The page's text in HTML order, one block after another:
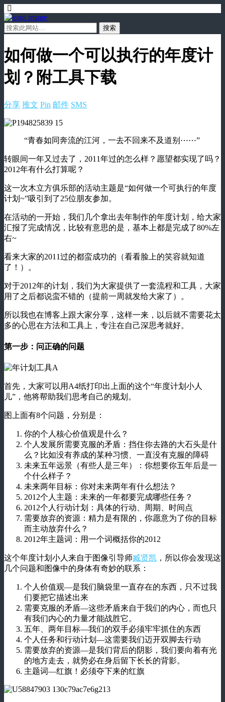
如何做一个可以执行的年度计
划？附工具下载
分享 推文 Pin 邮件 SMS
“青春如同奔流的江河，一去不回来不及道别⋯⋯”
转眼间一年又过去了，2011年过的怎么样？愿望都实现了吗？
2012年有什么打算呢？
这一次木立方俱乐部的活动主题是“如何做一个可执行的年度
计划~”吸引到了25位朋友参加。
在活动的一开始，我们几个拿出去年制作的年度计划，给大家
汇报了完成情况，比较有意思的是，基本上都是完成了80%左
右~
看来大家的2011过的都蛮成功的（看看脸上的笑容就知道
了！）。
对于2012年的计划，我们为大家提供了一套流程和工具，大家
用了之后都说蛮不错的（提前一周就发给大家了）。
所以我也在博客上跟大家分享，这样一来，以后就不需要花太
多的心思在方法和工具上，专注在自己深思考就好。
第一步：问正确的问题
首先，大家可以用A4纸打印出上面的这个“年度计划小人
儿”，他将帮助我们思考自己的规划。
图上面有8个问题，分别是：
你的个人核心价值观是什么？
个人发展所需要克服的矛盾：挡住你去路的大石头是什
么？比如没有养成的某种习惯、一直没有克服的障碍
未来五年远景（有些人是三年）：你想要你五年后是一
个什么样子？
未来两年目标：你对未来两年有什么想法？
2012个人主题：未来的一年都要完成哪些任务？
2012个人行动计划：具体的行动、周期、时间点
需要放弃的资源：精力是有限的，你愿意为了你的目标
而主动放弃什么？
2012年主题词：用一个词概括你的2012
这个年度计划小人来自于图像引导师臧贤凯 ，所以你会发现这
几个问题和图像中的身体有奇妙的联系：
个人价值观—是我们脑袋里一直存在的东西，只不过我
们要把它描述出来
需要克服的矛盾—这些矛盾来自于我们的内心，而也只
有我们内心的力量才能战胜它。
五年、两年目标—我们的双手必须牢牢抓住的东西
个人任务和行动计划—这需要我们迈开双脚去行动
需要放弃的资源—是我们背后的阴影，我们要向着有光
的地方走去，就势必在身后留下长长的背影。
主题词—红旗！必须夺下来的红旗